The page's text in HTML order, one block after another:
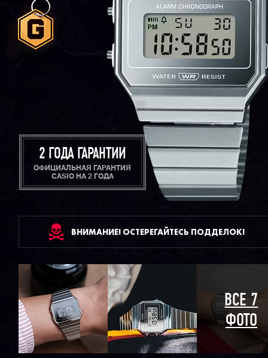
2 ГОДА ГАРАНТИИ
ОФИЦИАЛЬНАЯ ГАРАНТИЯ
CASIO НА 2 ГОДА
ВНИМАНИЕ! ОСТЕРЕГАЙТЕСЬ ПОДДЕЛОК!
ВСЕ 7
ФОТО